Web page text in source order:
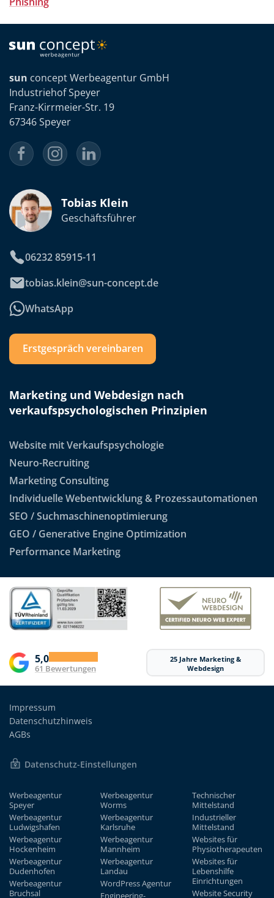
sun concept Werbeagentur GmbH
Industriehof Speyer
Franz-Kirrmeier-Str. 19
67346 Speyer
Tobias Klein
Geschäftsführer
06232 85915-11
tobias.klein@sun-concept.de
WhatsApp
Erstgespräch vereinbaren
Marketing und Webdesign nach
verkaufspsychologischen Prinzipien
Website mit Verkaufspsychologie
Neuro-Recruiting
Marketing Consulting
Individuelle Webentwicklung & Prozessautomationen
SEO / Suchmaschinenoptimierung
GEO / Generative Engine Optimization
Performance Marketing
5,0
61 Bewertungen
25 Jahre Marketing &
Webdesign
Impressum
Datenschutzhinweis
AGBs
Datenschutz-Einstellungen
Werbeagentur
Speyer
Werbeagentur
Ludwigshafen
Werbeagentur
Hockenheim
Werbeagentur
Dudenhofen
Werbeagentur
Bruchsal
Werbeagentur
Worms
Werbeagentur
Karlsruhe
Werbeagentur
Mannheim
Werbeagentur
Landau
WordPress Agentur
Engineering-
Technischer
Mittelstand
Industrieller
Mittelstand
Websites für
Physiotherapeuten
Websites für
Lebenshilfe
Einrichtungen
Website Security